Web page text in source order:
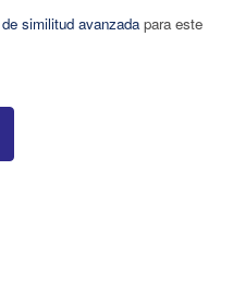
similitud avanzadapara este